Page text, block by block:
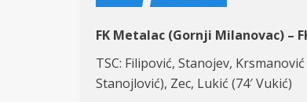
FK Metalac (Gornji Milanovac) –
TSC: Filipović, Stanojev,
Stanojlović), Zec, Lukić (74′ Vukić)